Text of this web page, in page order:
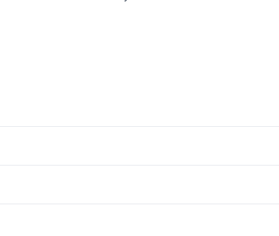
postventa y la